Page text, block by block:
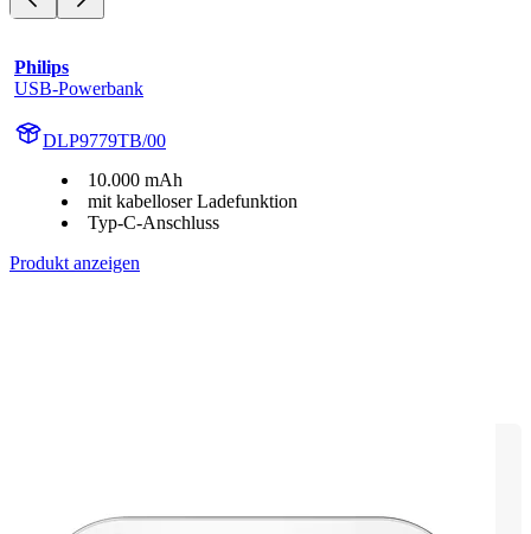
Philips
USB-Powerbank
DLP9779TB/00
10.000 mAh
mit kabelloser Ladefunktion
Typ-C-Anschluss
Produkt anzeigen